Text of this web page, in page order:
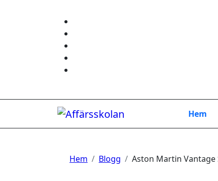
Hem
Hem Blogg Aston Martin